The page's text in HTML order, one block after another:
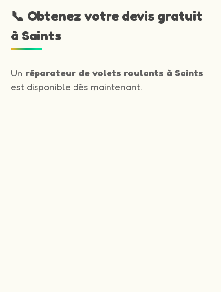
📞 Obtenez votre devis gratuit
à Saints
Un réparateur de volets roulants à Saints
est disponible dès maintenant.